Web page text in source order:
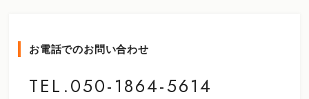
お電話でのお問い合わせ
TEL.050-1864-5614